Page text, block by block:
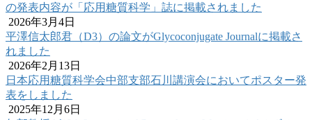
の発表内容が「応用糖質科学」誌に掲載されました
2026年3月4日
平澤信太郎君（D3）の論文がGlycoconjugate Journalに掲載さ
れました
2026年2月13日
日本応用糖質科学会中部支部石川講演会においてポスター発
表をしました
2025年12月6日